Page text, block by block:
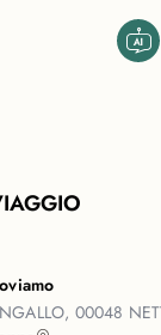
00048